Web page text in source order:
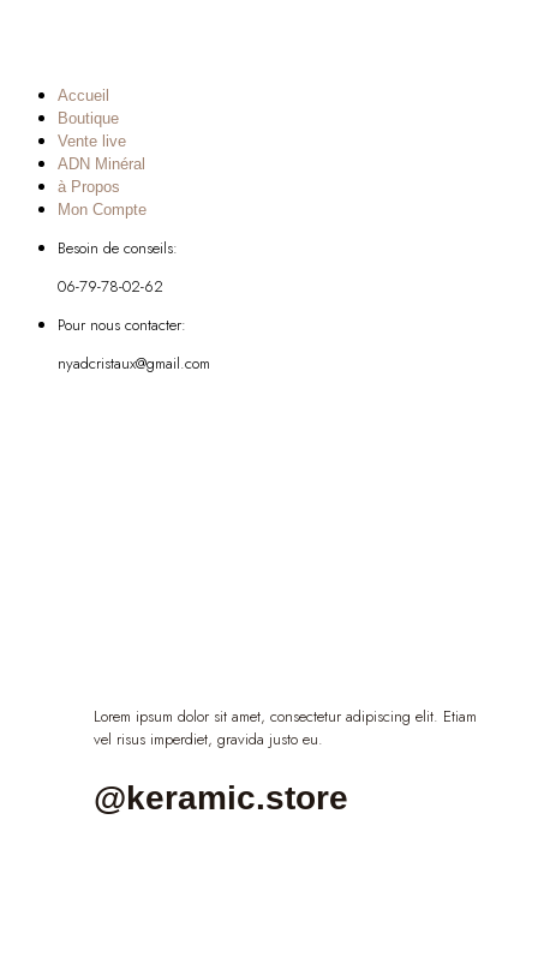
Accueil
Boutique
Vente live
ADN Minéral
à Propos
Mon Compte
Besoin de conseils:
06-79-78-02-62
Pour nous contacter:
nyadcristaux@gmail.com
Lorem ipsum dolor sit amet, consectetur adipiscing elit. Etiam
vel risus imperdiet, gravida justo eu.
@keramic.store